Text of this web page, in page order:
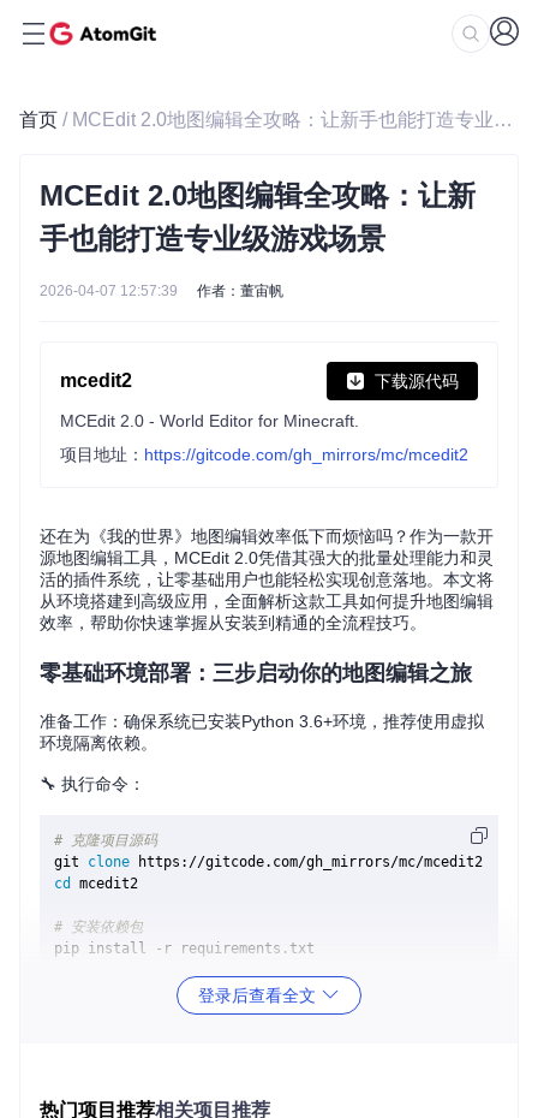
首页 / MCEdit 2.0地图编辑全攻略：让新手也能打造专业级游戏场景
MCEdit 2.0地图编辑全攻略：让新
手也能打造专业级游戏场景
2026-04-07 12:57:39 作者：董宙帆
mcedit2 下载源代码
MCEdit 2.0 - World Editor for Minecraft.
项目地址： https://gitcode.com/gh_mirrors/mc/mcedit2
还在为《我的世界》地图编辑效率低下而烦恼吗？作为一款开
源地图编辑工具，MCEdit 2.0凭借其强大的批量处理能力和灵
活的插件系统，让零基础用户也能轻松实现创意落地。本文将
从环境搭建到高级应用，全面解析这款工具如何提升地图编辑
效率，帮助你快速掌握从安装到精通的全流程技巧。
零基础环境部署：三步启动你的地图编辑之旅
准备工作：确保系统已安装Python 3.6+环境，推荐使用虚拟
环境隔离依赖。
🔧 执行命令：
# 克隆项目源码
git clone
cd
mcedit2
# 安装依赖包
pip install -r requirements.txt
登录后查看全文
热门项目推荐相关项目推荐